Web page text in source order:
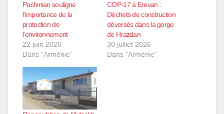
Pachinian souligne
l’importance de la
protection de
l’environnement
22 juin 2026
Dans "Arménie"
COP-17 à Erevan :
Déchets de construction
déversés dans la gorge
de Hrazdan
30 juillet 2026
Dans "Arménie"